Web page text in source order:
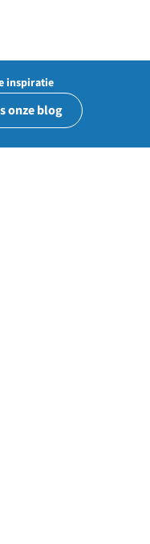
inspiratie
onze blog